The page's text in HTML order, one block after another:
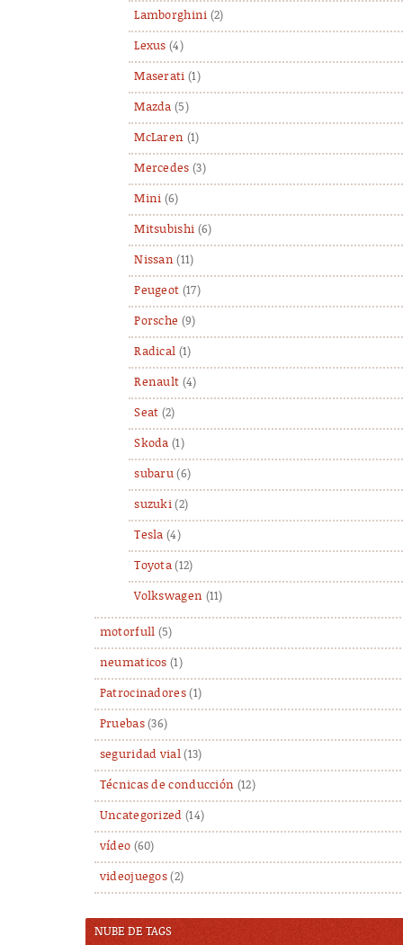
Lamborghini (2)
Lexus (4)
Maserati (1)
Mazda (5)
McLaren (1)
Mercedes (3)
Mini (6)
Mitsubishi (6)
Nissan (11)
Peugeot (17)
Porsche (9)
Radical (1)
Renault (4)
Seat (2)
Skoda (1)
subaru (6)
suzuki (2)
Tesla (4)
Toyota (12)
Volkswagen (11)
motorfull (5)
neumaticos (1)
Patrocinadores(1)
Pruebas(36)
seguridad vial(13)
Técnicas de conducción (12)
Uncategorized (14)
vídeo (60)
videojuegos (2)
NUBE DE TAGS